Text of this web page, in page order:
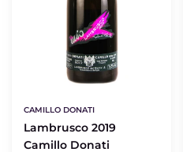
CAMILLO DONATI
Lambrusco 2019
Camillo Donati